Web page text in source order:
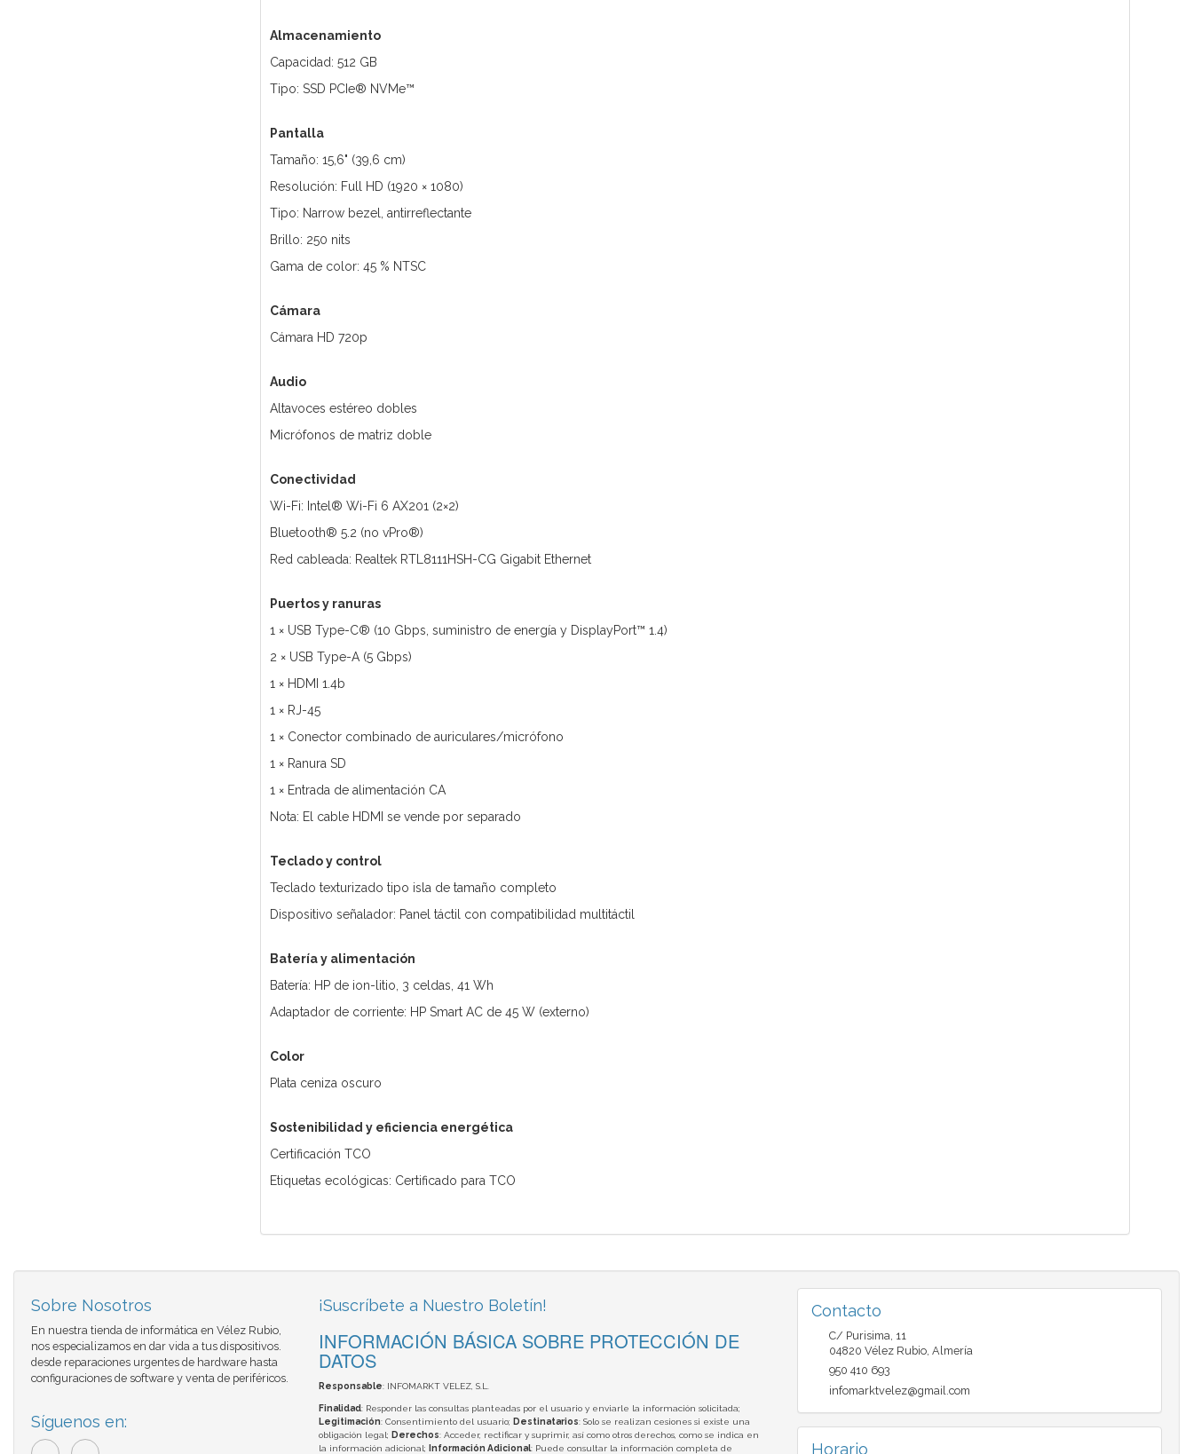
Almacenamiento
Capacidad: 512 GB
Tipo: SSD PCIe® NVMe™
Pantalla
Tamaño: 15,6" (39,6 cm)
Resolución: Full HD (1920 × 1080)
Tipo: Narrow bezel, antirreflectante
Brillo: 250 nits
Gama de color: 45 % NTSC
Cámara
Cámara HD 720p
Audio
Altavoces estéreo dobles
Micrófonos de matriz doble
Conectividad
Wi-Fi: Intel® Wi-Fi 6 AX201 (2×2)
Bluetooth® 5.2 (no vPro®)
Red cableada: Realtek RTL8111HSH-CG Gigabit Ethernet
Puertos y ranuras
1 × USB Type-C® (10 Gbps, suministro de energía y DisplayPort™ 1.4)
2 × USB Type-A (5 Gbps)
1 × HDMI 1.4b
1 × RJ-45
1 × Conector combinado de auriculares/micrófono
1 × Ranura SD
1 × Entrada de alimentación CA
Nota: El cable HDMI se vende por separado
Teclado y control
Teclado texturizado tipo isla de tamaño completo
Dispositivo señalador: Panel táctil con compatibilidad multitáctil
Batería y alimentación
Batería: HP de ion-litio, 3 celdas, 41 Wh
Adaptador de corriente: HP Smart AC de 45 W (externo)
Color
Plata ceniza oscuro
Sostenibilidad y eficiencia energética
Certificación TCO
Etiquetas ecológicas: Certificado para TCO
Sobre Nosotros
En nuestra tienda de informática en Vélez Rubio,
nos especializamos en dar vida a tus dispositivos.
desde reparaciones urgentes de hardware hasta
configuraciones de software y venta de periféricos.
Síguenos en:
¡Suscríbete a Nuestro Boletín!
INFORMACIÓN BÁSICA SOBRE PROTECCIÓN DE
DATOS
Responsable: INFOMARKT VELEZ, S.L.
Finalidad: Responder las consultas planteadas por el usuario y enviarle la información solicitada;
Legitimación: Consentimiento del usuario; Destinatarios: Solo se realizan cesiones si existe una
obligación legal; Derechos: Acceder, rectificar y suprimir, así como otros derechos, como se indica en
la información adicional;
Información Adicional: Puede consultar la información completa de
Contacto
C/ Purisima, 11
04820 Vélez Rubio, Almería
950 410 693
infomarktvelez@gmail.com
Horario